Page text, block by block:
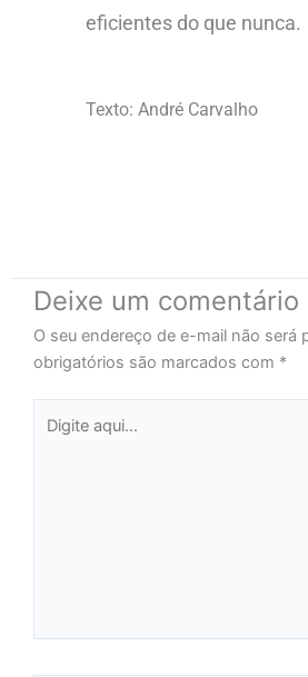
eficientes do que nunca.
Texto: André Carvalho
Deixe um comentário
O seu endereço de e-mail não será
obrigatórios são marcados com *
aqui...